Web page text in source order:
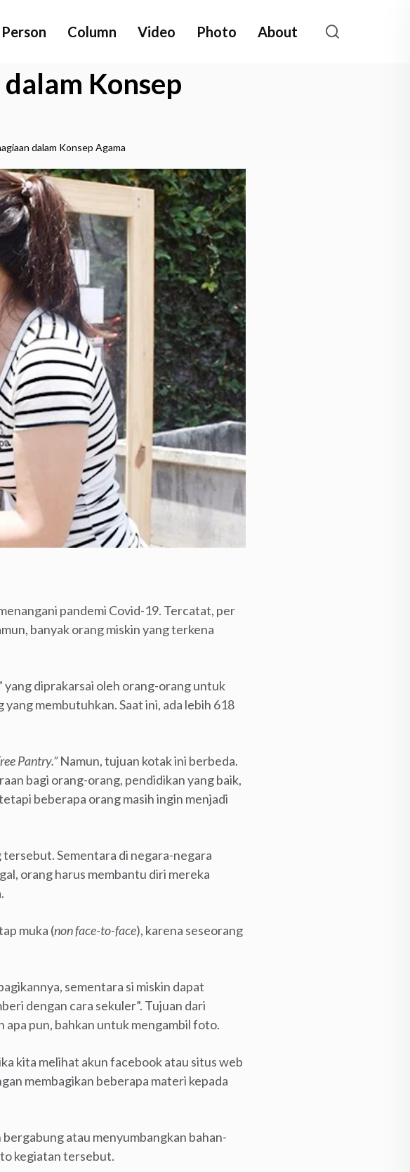
Person Column Video Photo About
Konsep
dalam Konsep Agama
pandemi Covid-19. Tercatat, per
banyak orang miskin yang terkena
yang diprakarsai oleh orang-orang untuk
membutuhkan. Saat ini, ada lebih 618
Pantry.”Namun, tujuan kotak ini berbeda.
bagi orang-orang, pendidikan yang baik,
beberapa orang masih ingin menjadi
Sementara di negara-negara
orang harus membantu diri mereka
muka (non face-to-face), karena seseorang
sementara si miskin dapat
dengan cara sekuler”. Tujuan dari
pun, bahkan untuk mengambil foto.
kita melihat akun facebook atau situs web
membagikan beberapa materi kepada
atau menyumbangkan bahan-
kegiatan tersebut.